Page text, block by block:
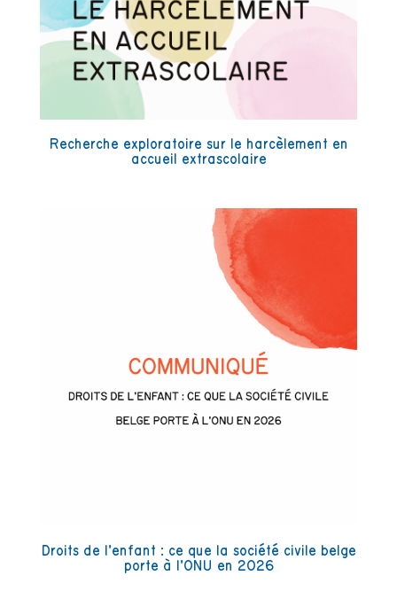
Recherche exploratoire sur le harcèlement en
accueil extrascolaire
Droits de l’enfant : ce que la société civile belge
porte à l’ONU en 2026